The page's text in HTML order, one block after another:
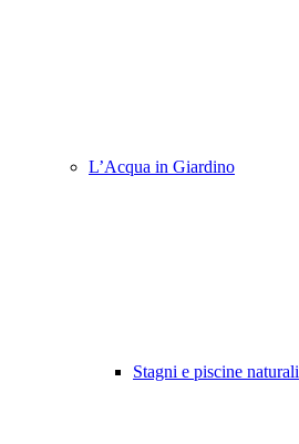
L’Acqua in Giardino
Stagni e piscine naturali